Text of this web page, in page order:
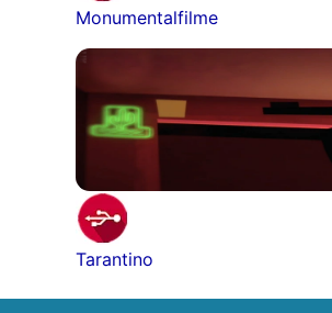
Monumentalfilme
Tarantino